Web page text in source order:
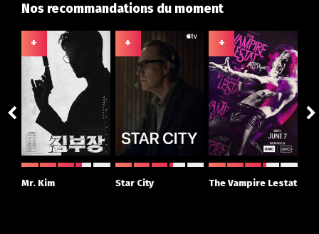
Nos recommandations du moment
+
Mr. Kim
+
Star City
+
The Vampire Lestat